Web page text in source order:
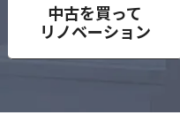
中古を買って
リノベーション